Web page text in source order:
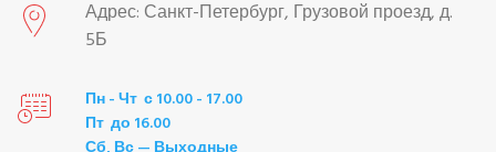
Адрес: Санкт-Петербург, Грузовой проезд, д.
5Б
Пн - Чт с 10.00 - 17.00
Пт до 16.00